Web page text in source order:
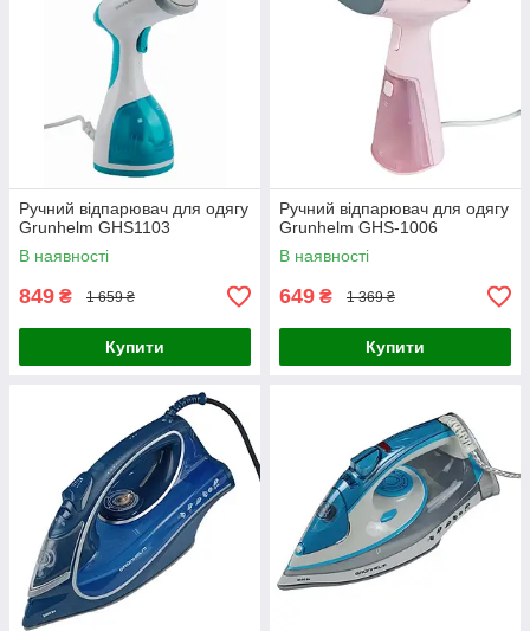
Ручний відпарювач для одягу
Grunhelm GHS1103
В наявності
849 ₴ 1 659 ₴
Купити
Ручний відпарювач для одягу
Grunhelm GHS-1006
В наявності
649 ₴ 1 369 ₴
Купити